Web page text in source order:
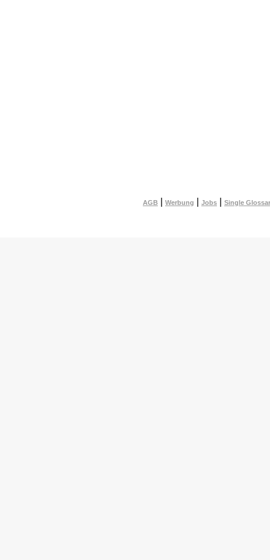
AGB Werbung Jobs Single Glossar